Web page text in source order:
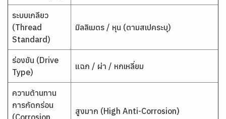
ระบบเกลียว
(Thread
Standard)
มิลลิเมตร / หุน (ตามสเปคระบุ)
ร่องขัน (Drive
Type)
แฉก / ผ่า / หกเหลี่ยม
ความต้านทาน
การกัดกร่อน
(Corrosion
สูงมาก (High Anti-Corrosion)